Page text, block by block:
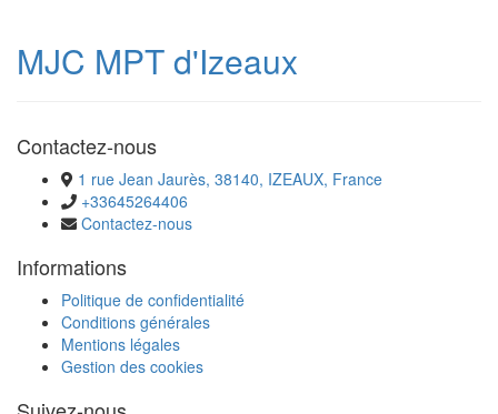
MJC MPT d'Izeaux
Contactez-nous
1 rue Jean Jaurès, 38140, IZEAUX, France
+33645264406
Contactez-nous
Informations
Politique de confidentialité
Conditions générales
Mentions légales
Gestion des cookies